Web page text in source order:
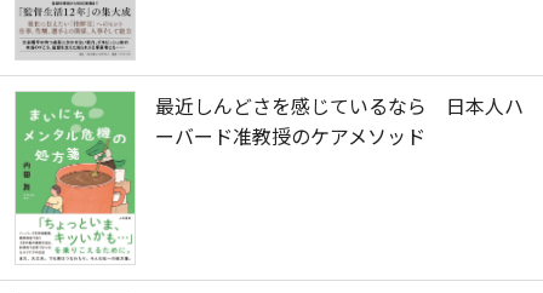
最近しんどさを感じているなら 日本人ハ
ーバード准教授のケアメソッド